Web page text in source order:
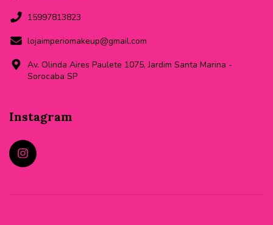
15997813823
lojaimperiomakeup@gmail.com
Av. Olinda Aires Paulete 1075, Jardim Santa Marina -
Sorocaba SP
Instagram